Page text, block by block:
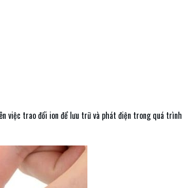
việc trao đổi ion để lưu trữ và phát điện trong quá trình